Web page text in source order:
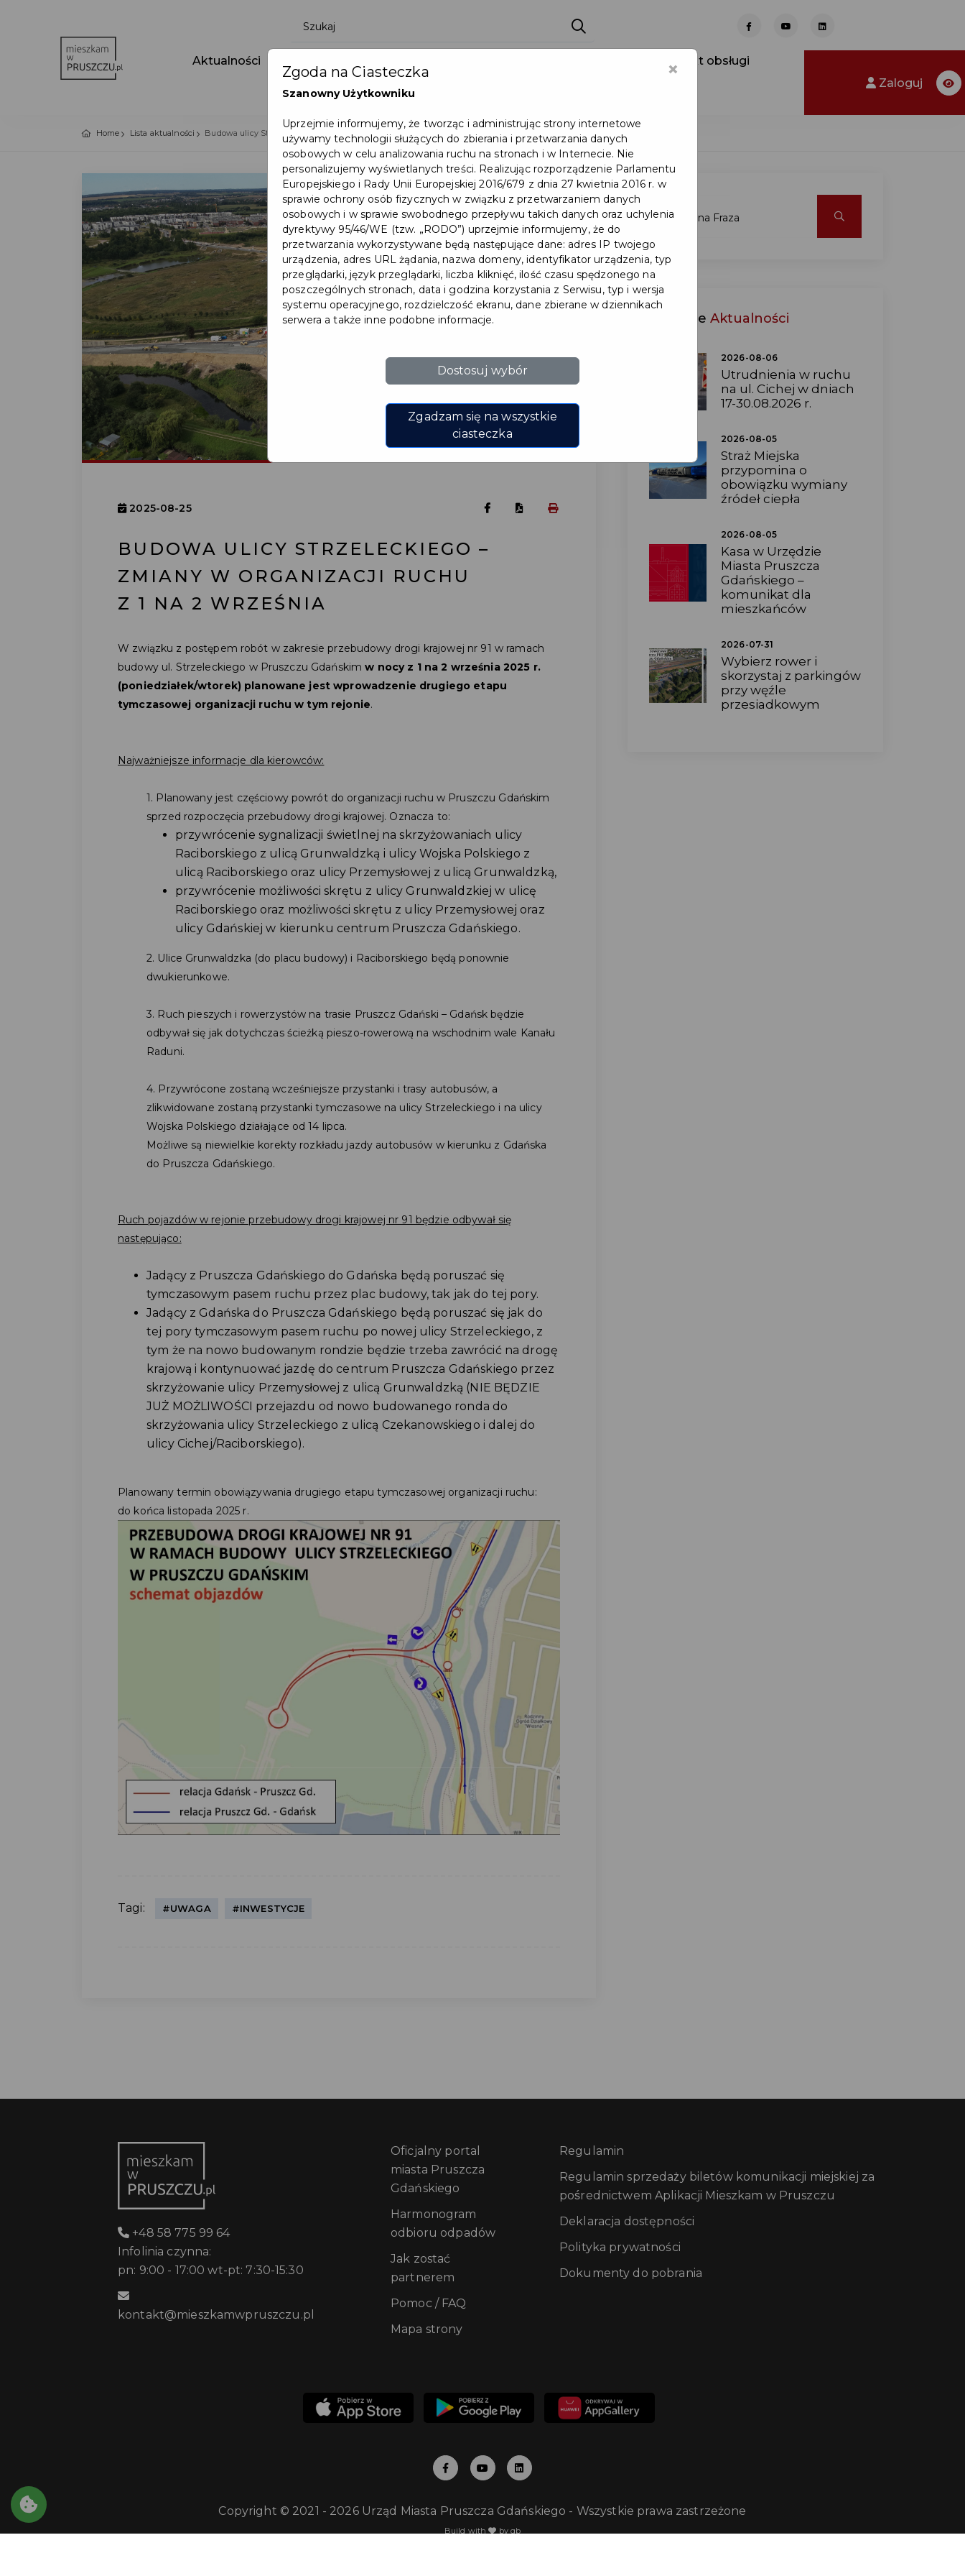
Aktualności Punkt obsługi
Dokumenty
Zaloguj
Home Lista aktualności Budowa ulicy Strzeleckiego – zmiany w organizacji ruchu z 1 na 2 września
2025-08-25
BUDOWA ULICY STRZELECKIEGO –
ZMIANY W ORGANIZACJI RUCHU
Z 1 NA 2 WRZEŚNIA
W związku z postępem robót w zakresie przebudowy drogi krajowej nr 91 w ramach
budowy ul. Strzeleckiego w Pruszczu Gdańskimw nocy z 1 na 2 września 2025 r.
(poniedziałek/wtorek) planowane jest wprowadzenie drugiego etapu
tymczasowej organizacji ruchu w tym rejonie.
Najważniejsze informacje dla kierowców:
1. Planowany jest częściowy powrót do organizacji ruchu w Pruszczu Gdańskim
sprzed rozpoczęcia przebudowy drogi krajowej. Oznacza to:
przywrócenie sygnalizacji świetlnej na skrzyżowaniach ulicy
Raciborskiego z ulicą Grunwaldzką i ulicy Wojska Polskiego z
ulicą Raciborskiego oraz ulicy Przemysłowej z ulicą Grunwaldzką,
przywrócenie możliwości skrętu z ulicy Grunwaldzkiej w ulicę
Raciborskiego oraz możliwości skrętu z ulicy Przemysłowej oraz
ulicy Gdańskiej w kierunku centrum Pruszcza Gdańskiego.
2. Ulice Grunwaldzka (do placu budowy) i Raciborskiego będą ponownie
dwukierunkowe.
3. Ruch pieszych i rowerzystów na trasie Pruszcz Gdański – Gdańsk będzie
odbywał się jak dotychczas ścieżką pieszo-rowerową na wschodnim wale Kanału
Raduni.
4. Przywrócone zostaną wcześniejsze przystanki i trasy autobusów, a
zlikwidowane zostaną przystanki tymczasowe na ulicy Strzeleckiego i na ulicy
Wojska Polskiego działające od 14 lipca.
Możliwe są niewielkie korekty rozkładu jazdy autobusów w kierunku z Gdańska
do Pruszcza Gdańskiego.
Ruch pojazdów w rejonie przebudowy drogi krajowej nr 91 będzie odbywał się
następująco:
Jadący z Pruszcza Gdańskiego do Gdańska będą poruszać się
tymczasowym pasem ruchu przez plac budowy, tak jak do tej pory.
Jadący z Gdańska do Pruszcza Gdańskiego będą poruszać się jak do
tej pory tymczasowym pasem ruchu po nowej ulicy Strzeleckiego, z
tym że na nowo budowanym rondzie będzie trzeba zawrócić na drogę
krajową i kontynuować jazdę do centrum Pruszcza Gdańskiego przez
skrzyżowanie ulicy Przemysłowej z ulicą Grunwaldzką (NIE BĘDZIE
JUŻ MOŻLIWOŚCI przejazdu od nowo budowanego ronda do
skrzyżowania ulicy Strzeleckiego z ulicą Czekanowskiego i dalej do
ulicy Cichej/Raciborskiego).
Planowany termin obowiązywania drugiego etapu tymczasowej organizacji ruchu:
do końca listopada 2025 r.
Tagi: #UWAGA #INWESTYCJE
Ostatnie Aktualności
2026-08-06
Utrudnienia w ruchu
na ul. Cichej w dniach
17-30.08.2026 r.
2026-08-05
Straż Miejska
przypomina o
obowiązku wymiany
źródeł ciepła
2026-08-05
Kasa w Urzędzie
Miasta Pruszcza
Gdańskiego –
komunikat dla
mieszkańców
2026-07-31
Wybierz rower i
skorzystaj z parkingów
przy węźle
przesiadkowym
+48 58 775 99 64
Infolinia czynna:
pn: 9:00 - 17:00 wt-pt: 7:30-15:30
kontakt@mieszkamwpruszczu.pl
Oficjalny portal
miasta Pruszcza
Gdańskiego
Harmonogram
odbioru odpadów
Jak zostać
partnerem
Pomoc / FAQ
Mapa strony
Regulamin
Regulamin sprzedaży biletów komunikacji miejskiej za
pośrednictwem Aplikacji Mieszkam w Pruszczu
Deklaracja dostępności
Polityka prywatności
Dokumenty do pobrania
Copyright © 2021 - 2026 Urząd Miasta Pruszcza Gdańskiego - Wszystkie prawa zastrzeżone
Build with by qb
×
Zgoda na Ciasteczka
Szanowny Użytkowniku
Uprzejmie informujemy, że tworząc i administrując strony internetowe
używamy technologii służących do zbierania i przetwarzania danych
osobowych w celu analizowania ruchu na stronach i w Internecie. Nie
personalizujemy wyświetlanych treści. Realizując rozporządzenie Parlamentu
Europejskiego i Rady Unii Europejskiej 2016/679 z dnia 27 kwietnia 2016 r. w
sprawie ochrony osób fizycznych w związku z przetwarzaniem danych
osobowych i w sprawie swobodnego przepływu takich danych oraz uchylenia
dyrektywy 95/46/WE (tzw. „RODO”) uprzejmie informujemy, że do
przetwarzania wykorzystywane będą następujące dane: adres IP twojego
urządzenia, adres URL żądania, nazwa domeny, identyfikator urządzenia, typ
przeglądarki, język przeglądarki, liczba kliknięć, ilość czasu spędzonego na
poszczególnych stronach, data i godzina korzystania z Serwisu, typ i wersja
systemu operacyjnego, rozdzielczość ekranu, dane zbierane w dziennikach
serwera a także inne podobne informacje.
Dostosuj wybór
Zgadzam się na wszystkie
ciasteczka